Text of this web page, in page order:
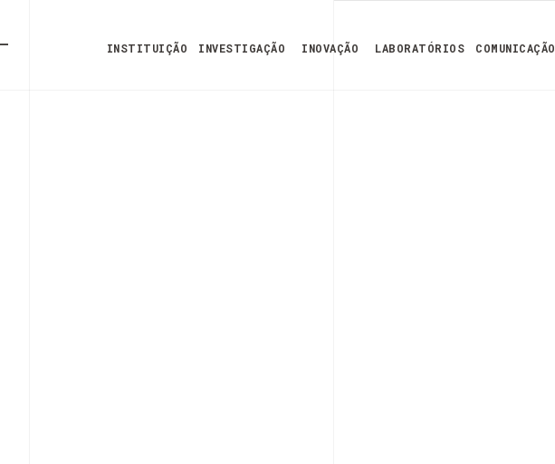
INSTITUIÇÃO INVESTIGAÇÃO INOVAÇÃO LABORATÓRIOS COMUNICAÇÃO